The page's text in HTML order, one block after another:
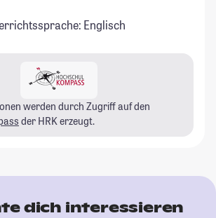
Englisch
werden durch Zugriff auf den
der HRK erzeugt.
dich interessieren